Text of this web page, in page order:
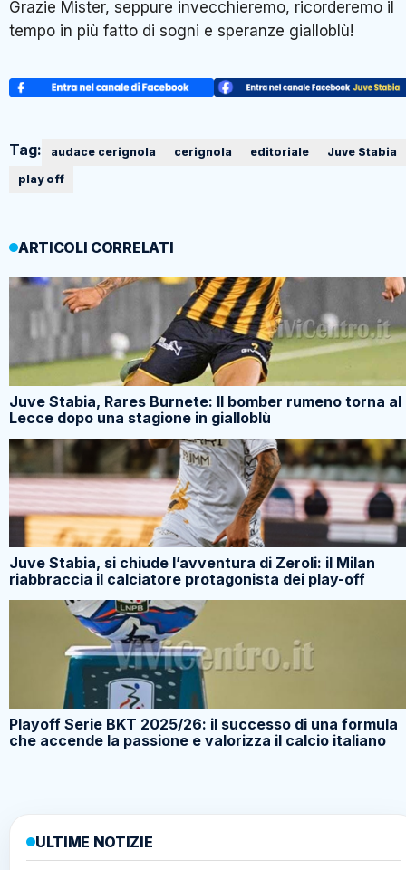
Grazie Mister, seppure invecchieremo, ricorderemo il
tempo in più fatto di sogni e speranze gialloblù!
Tag: audace cerignola cerignola editoriale
Juve Stabia
play off
ARTICOLI CORRELATI
Juve Stabia, Rares Burnete: Il bomber rumeno torna al
Lecce dopo una stagione in gialloblù
Juve Stabia, si chiude l’avventura di Zeroli: il Milan
riabbraccia il calciatore protagonista dei play-off
Playoff Serie BKT 2025/26: il successo di una formula
che accende la passione e valorizza il calcio italiano
ULTIME NOTIZIE